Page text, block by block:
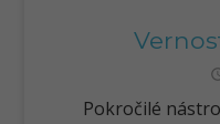
Pokročilé